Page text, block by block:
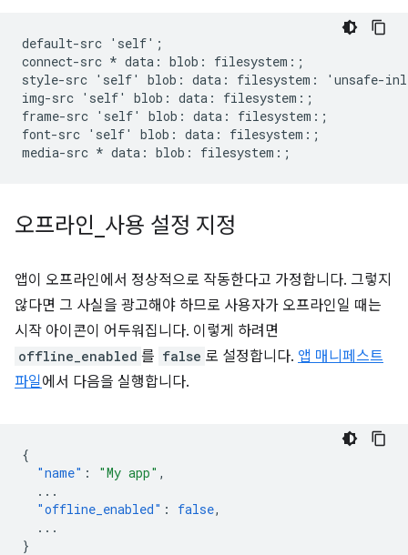
default-src 'self';
connect-src * data: blob: filesystem:;
style-src 'self' blob: data: filesystem: 'unsafe-
img-src 'self' blob: data: filesystem:;
frame-src 'self' blob: data: filesystem:;
font-src 'self' blob: data: filesystem:;
오프라인 사용 설정 지정
앱이 오프라인에서 정상적으로 작동한다고 가정합니다. 그렇지
않다면 그 사실을 광고해야 하므로 사용자가 오프라인일 때는
시작 아이콘이 어두워집니다. 이렇게 하려면
offline_enabled 를 false 로 설정합니다. 앱 매니페스트
파일에서 다음을 실행합니다.
{
"name" : "My app" ,
...
"offline_enabled" : false,
...
}